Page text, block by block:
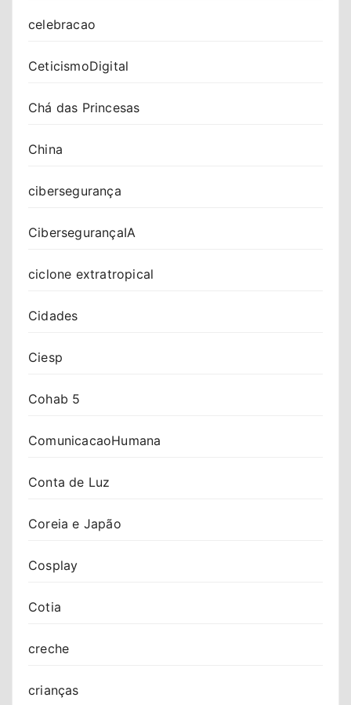
celebracao
CeticismoDigital
Chá das Princesas
China
cibersegurança
CibersegurançaIA
ciclone extratropical
Cidades
Ciesp
Cohab 5
ComunicacaoHumana
Conta de Luz
Coreia e Japão
Cosplay
Cotia
creche
crianças